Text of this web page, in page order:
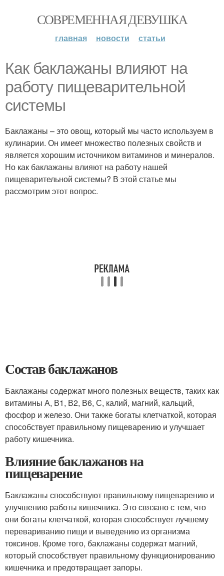
СОВРЕМЕННАЯ ДЕВУШКА
главная новости статьи
Как баклажаны влияют на
работу пищеварительной
системы
Баклажаны – это овощ, который мы часто используем в
кулинарии. Он имеет множество полезных свойств и
является хорошим источником витаминов и минералов.
Но как баклажаны влияют на работу нашей
пищеварительной системы? В этой статье мы
рассмотрим этот вопрос.
Состав баклажанов
Баклажаны содержат много полезных веществ, таких как
витамины А, В1, В2, В6, С, калий, магний, кальций,
фосфор и железо. Они также богаты клетчаткой, которая
способствует правильному пищеварению и улучшает
работу кишечника.
Влияние баклажанов на
пищеварение
Баклажаны способствуют правильному пищеварению и
улучшению работы кишечника. Это связано с тем, что
они богаты клетчаткой, которая способствует лучшему
перевариванию пищи и выведению из организма
токсинов. Кроме того, баклажаны содержат магний,
который способствует правильному функционированию
кишечника и предотвращает запоры.